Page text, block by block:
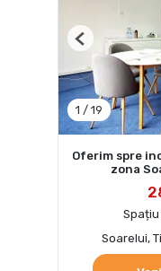
1 / 19
Previous
Oferim spre
zona
Soarelui,